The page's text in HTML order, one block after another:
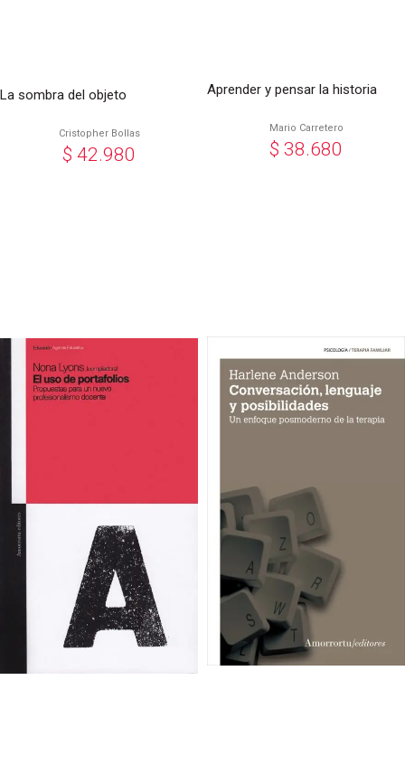
La sombra del objeto
Cristopher Bollas
$ 42.980
Aprender y pensar la historia
Mario Carretero
$ 38.680